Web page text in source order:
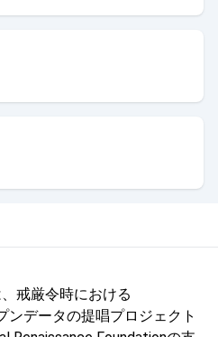
戒厳令時における
ンデータの提唱プロジェクト